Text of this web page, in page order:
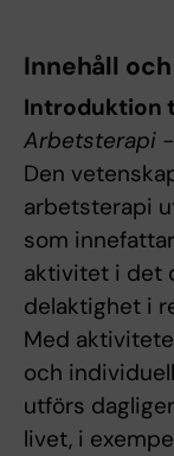
Innehåll
Introduktion
Arbetsterapi
Den
arbetsterapi
som
aktivitet i det
delaktighet i
Med
och
utförs
livet, i